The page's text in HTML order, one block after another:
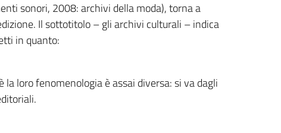
sonori, 2008: archivi della moda), torna a
Il sottotitolo – gli archivi culturali – indica
in quanto:
loro fenomenologia è assai diversa: si va dagli